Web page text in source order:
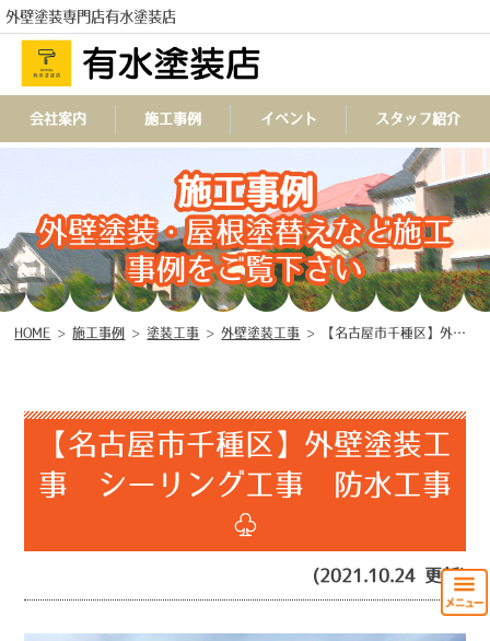
外壁塗装専門店有水塗装店
TEL
会社案内 施工事例 イベント スタッフ紹介
施工事例
外壁塗装・屋根塗替えなど施工
事例をご覧下さい
HOME > 施工事例 > 塗装工事 >外壁塗装工事 > 【名古屋市千種区】外壁塗装工事 シーリング工事 防水工事 ♧
【名古屋市千種区】外壁塗装工
事 シーリング工事 防水工事
♧
(2021.10.24 更新)